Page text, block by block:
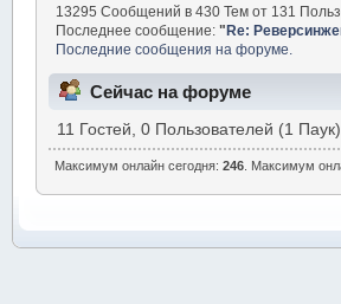
13295 Сообщений в 430 Тем от 131
Последнее сообщение:"Re:
Последние сообщения на форуме.
Сейчас на форуме
11 Гостей, 0 Пользователей (1 Паук)
Максимум онлайн сегодня:246 . Максимум